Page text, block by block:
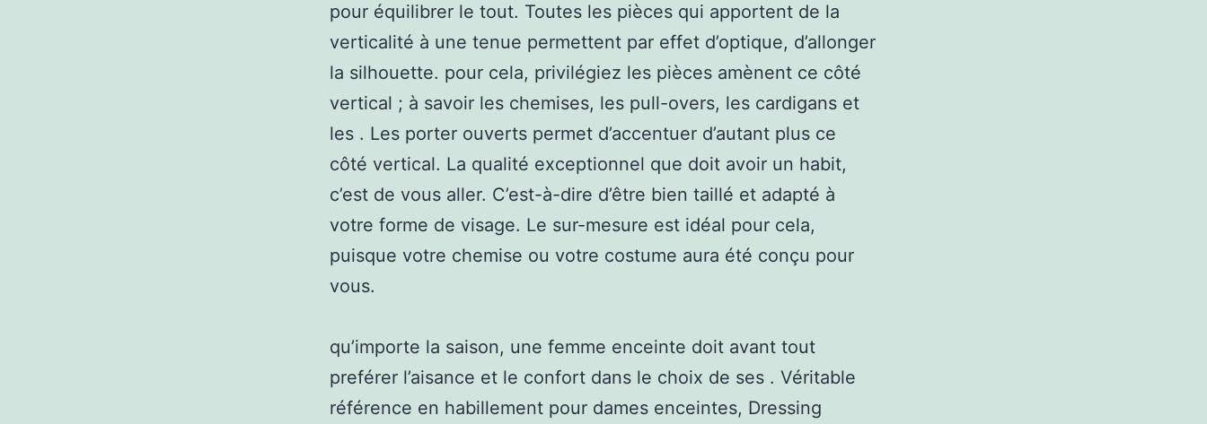
pour équilibrer le tout. Toutes les pièces qui apportent de la
verticalité à une tenue permettent par effet d’optique, d’allonger
la silhouette. pour cela, privilégiez les pièces amènent ce côté
vertical ; à savoir les chemises, les pull-overs, les cardigans et
les . Les porter ouverts permet d’accentuer d’autant plus ce
côté vertical. La qualité exceptionnel que doit avoir un habit,
c’est de vous aller. C’est-à-dire d’être bien taillé et adapté à
votre forme de visage. Le sur-mesure est idéal pour cela,
puisque votre chemise ou votre costume aura été conçu pour
vous.
qu’importe la saison, une femme enceinte doit avant tout
preférer l’aisance et le confort dans le choix de ses . Véritable
référence en habillement pour dames enceintes, Dressing